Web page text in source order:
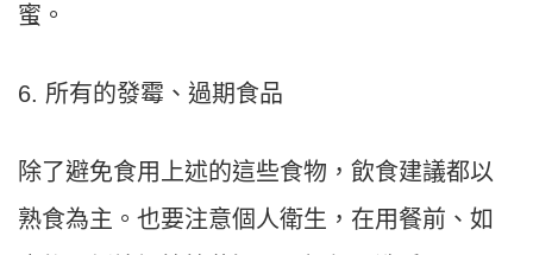
蜜。
6. 所有的發霉、過期食品
除了避免食用上述的這些食物，飲食建議都以
熟食為主。也要注意個人衛生，在用餐前、如